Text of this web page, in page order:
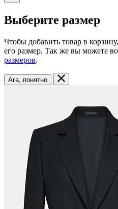
Выберите размер
Чтобы добавить товар в
его размер. Так же вы можете
размеров.
Ага, понятно